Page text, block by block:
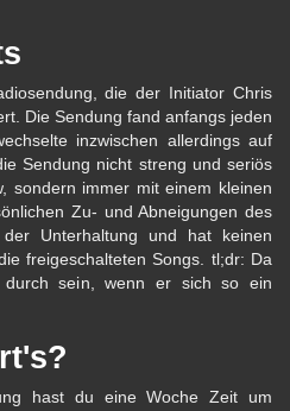
die der Initiator Chris
Die Sendung fand anfangs jeden
inzwischen allerdings auf
Sendung nicht streng und seriös
sondern immer mit einem kleinen
Zu- und Abneigungen des
Unterhaltung und hat keinen
freigeschalteten Songs. tl;dr: Da
durch sein, wenn er sich so ein
hast du eine Woche Zeit um